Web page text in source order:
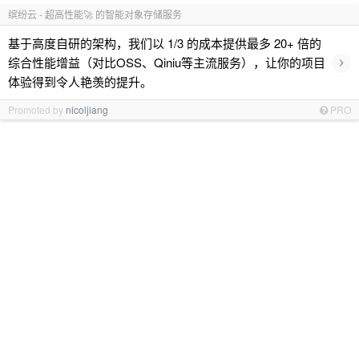
缤纷云 - 超高性能🚀 的智能对象存储服务
基于高度自研的架构，我们以 1/3 的成本提供最多 20+ 倍的
综合性能增益（对比OSS、Qiniu等主流服务），让你的项目
体验得到令人艳羡的提升。
›
Promoted by nicoljiang PRO